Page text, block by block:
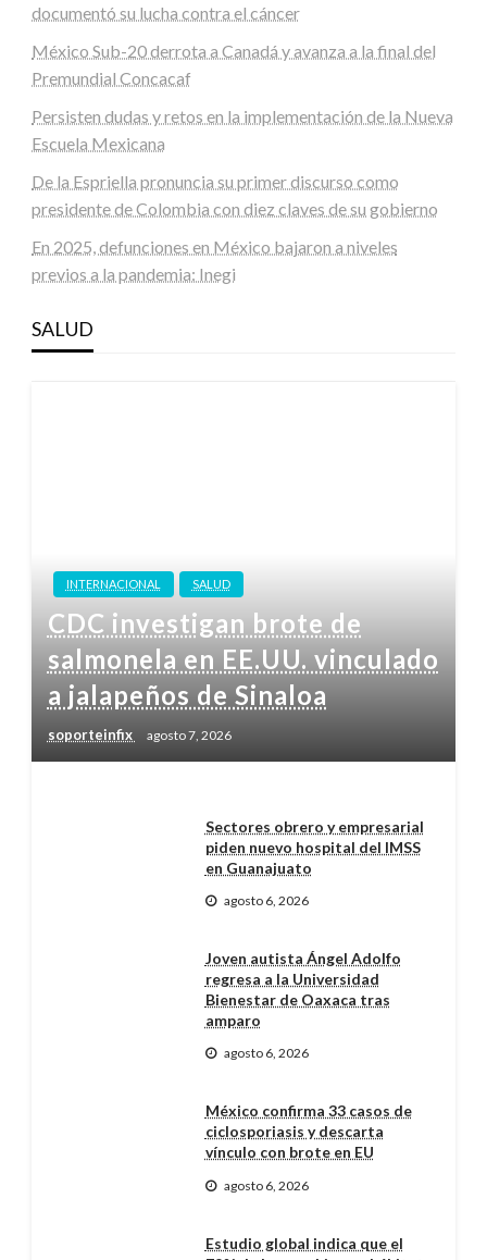
documentó su lucha contra el cáncer
México Sub-20 derrota a Canadá y avanza a la final del
Premundial Concacaf
Persisten dudas y retos en la implementación de la Nueva
Escuela Mexicana
De la Espriella pronuncia su primer discurso como
presidente de Colombia con diez claves de su gobierno
En 2025, defunciones en México bajaron a niveles
previos a la pandemia: Inegi
SALUD
INTERNACIONAL SALUD
CDC investigan brote de
salmonela en EE.UU. vinculado
a jalapeños de Sinaloa
soporteinfix agosto 7, 2026
Sectores obrero y empresarial
piden nuevo hospital del IMSS
en Guanajuato
agosto 6, 2026
Joven autista Ángel Adolfo
regresa a la Universidad
Bienestar de Oaxaca tras
amparo
agosto 6, 2026
México confirma 33 casos de
ciclosporiasis y descarta
vínculo con brote en EU
agosto 6, 2026
Estudio global indica que el